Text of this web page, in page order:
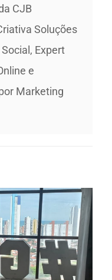
CJB
Soluções
Expert
e
Marketing